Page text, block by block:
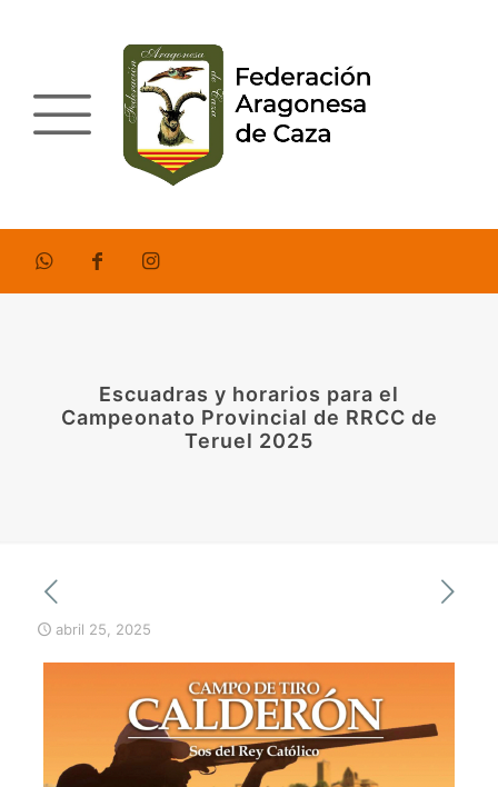
Escuadras y horarios para el
Campeonato Provincial de RRCC de
Teruel 2025
abril 25, 2025